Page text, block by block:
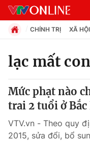
Chuyên mục
Chính trị
Xã hội
CHÍNH TRỊ XÃ HỘI
lạc mất con
Mức phạt nào
trai 2 tuổi ở Bắc
VTV.vn - Theo quy
2015, sửa đổi, bổ